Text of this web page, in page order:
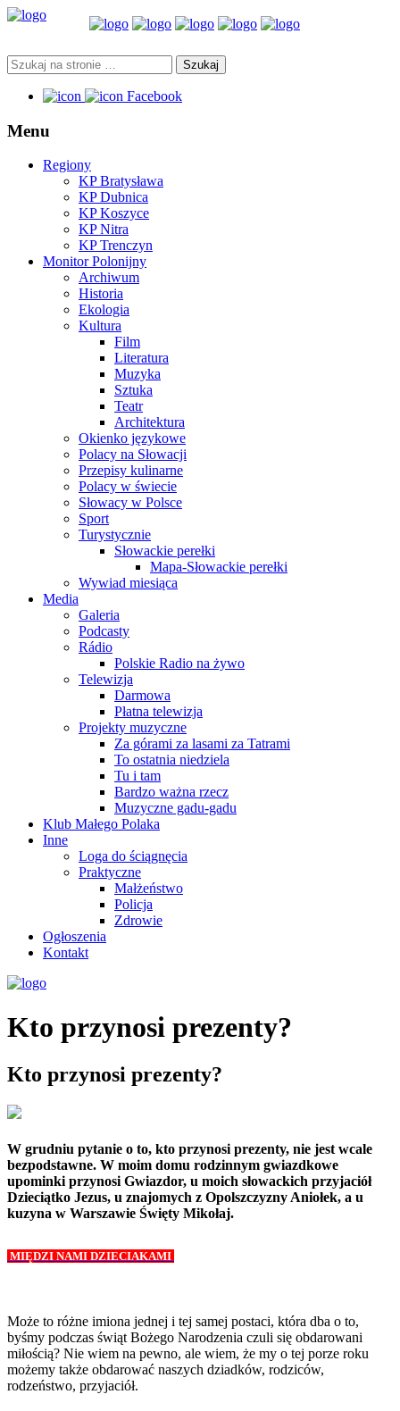
Facebook
Menu
Regiony
KP Bratysława
KP Dubnica
KP Koszyce
KP Nitra
KP Trenczyn
Monitor Polonijny
Archiwum
Historia
Ekologia
Kultura
Film
Literatura
Muzyka
Sztuka
Teatr
Architektura
Okienko językowe
Polacy na Słowacji
Przepisy kulinarne
Polacy w świecie
Słowacy w Polsce
Sport
Turystycznie
Słowackie perełki
Mapa-Słowackie perełki
Wywiad miesiąca
Media
Galeria
Podcasty
Rádio
Polskie Radio na żywo
Telewizja
Darmowa
Płatna telewizja
Projekty muzyczne
Za górami za lasami za Tatrami
To ostatnia niedziela
Tu i tam
Bardzo ważna rzecz
Muzyczne gadu-gadu
Klub Małego Polaka
Inne
Loga do ściągnęcia
Praktyczne
Małżeństwo
Policja
Zdrowie
Ogłoszenia
Kontakt
Kto przynosi prezenty?
Kto przynosi prezenty?
W grudniu pytanie o to, kto przynosi prezenty, nie jest wcale
bezpodstawne. W moim domu rodzinnym gwiazdkowe
upominki przynosi Gwiazdor, u moich słowackich przyjaciół
Dzieciątko Jezus, u znajomych z Opolszczyzny Aniołek, a u
kuzyna w Warszawie Święty Mikołaj.
MIĘDZI NAMI DZIECIAKAMI
Może to różne imiona jednej i tej samej postaci, która dba o to,
byśmy podczas świąt Bożego Narodzenia czuli się obdarowani
miłością? Nie wiem na pewno, ale wiem, że my o tej porze roku
możemy także obdarować naszych dziadków, rodziców,
rodzeństwo, przyjaciół.